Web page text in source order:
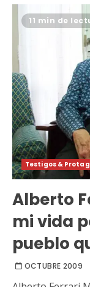
11 min de
Testigos &
Alberto
mi vida
pueblo
OCTUBRE 2009